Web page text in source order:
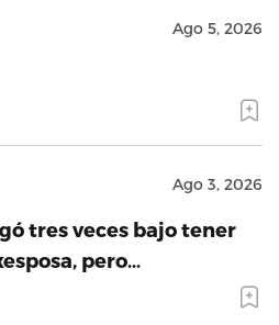
Ago 5, 2026
Ago 3, 2026
tres veces bajo tener
pero…